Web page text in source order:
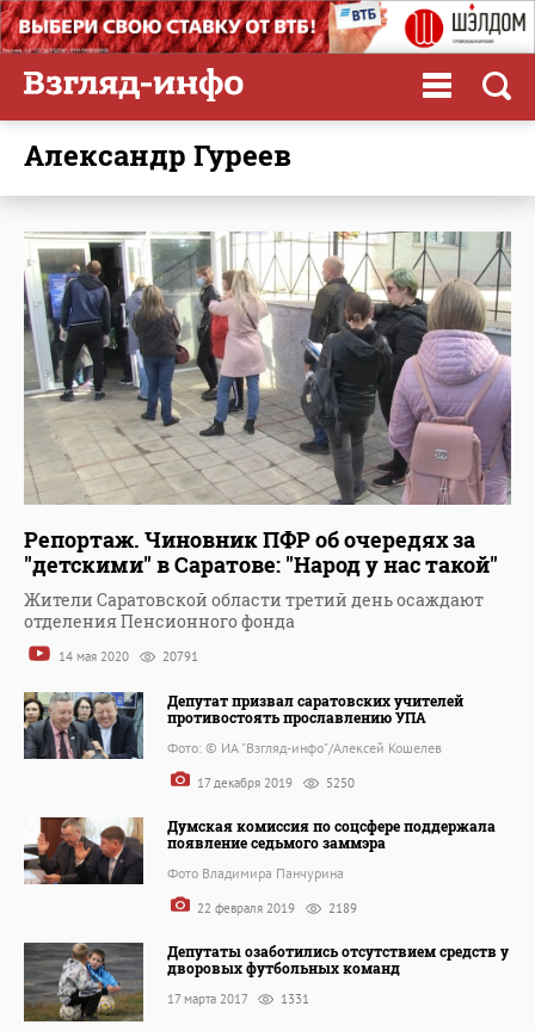
Александр Гуреев
Репортаж. Чиновник ПФР об очередях за
"детскими" в Саратове: "Народ у нас такой"
Жители Саратовской области третий день осаждают
отделения Пенсионного фонда
14 мая 2020 20791
Депутат призвал саратовских учителей
противостоять прославлению УПА
Фото: © ИА "Взгляд-инфо"/Алексей Кошелев
17 декабря 2019 5250
Думская комиссия по соцсфере поддержала
появление седьмого заммэра
Фото Владимира Панчурина
22 февраля 2019 2189
Депутаты озаботились отсутствием средств у
дворовых футбольных команд
17 марта 2017 1331